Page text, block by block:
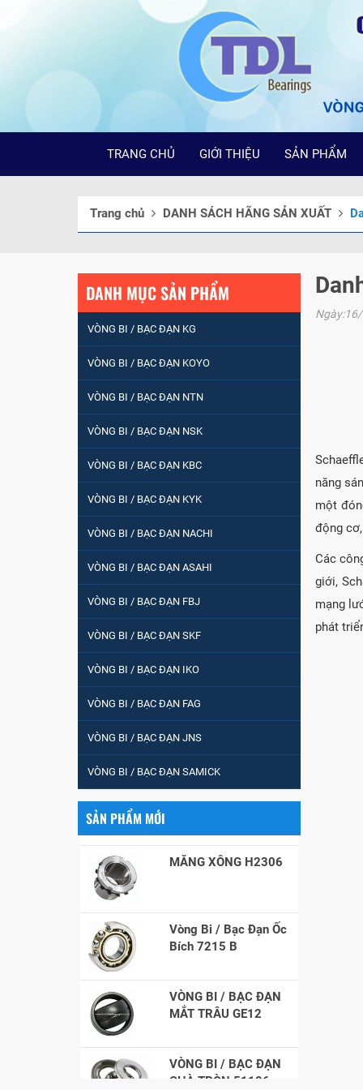
TRANG CHỦ GIỚI THIỆU SẢN PHẨM
Trang chủ DANH SÁCH HÃNG SẢN XUẤT
năng
một
động
Các
giới,
mạng
phát
DANH MỤC SẢN PHẨM
VÒNG BI / BẠC ĐẠN KG
VÒNG BI / BẠC ĐẠN KOYO
VÒNG BI / BẠC ĐẠN NTN
VÒNG BI / BẠC ĐẠN NSK
VÒNG BI / BẠC ĐẠN KBC
VÒNG BI / BẠC ĐẠN KYK
VÒNG BI / BẠC ĐẠN NACHI
VÒNG BI / BẠC ĐẠN ASAHI
VÒNG BI / BẠC ĐẠN FBJ
VÒNG BI / BẠC ĐẠN SKF
VÒNG BI / BẠC ĐẠN IKO
VÒNG BI / BẠC ĐẠN FAG
VÒNG BI / BẠC ĐẠN JNS
VÒNG BI / BẠC ĐẠN SAMICK
SẢN PHẨM MỚI
VÒNG BI / BẠC ĐẠN
Vòng bi / Bạc đạn
VÒNG BI PHS20
5200
VÒNG BI / BẠC ĐẠN
VÒNG BI / BẠC ĐẠN
CỐT BƠM NƯỚC
MĂNG XÔNG H2306
Vòng Bi / Bạc Đạn Ốc
Bích 7215 B
VÒNG BI / BẠC ĐẠN
MẮT TRÂU GE12
VÒNG BI / BẠC ĐẠN
CHÀ TRÒN 51106